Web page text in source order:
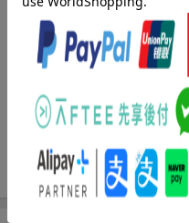
のライダー、メカニックの原
なファンを生み出しています
何故FXを愛車に選んだのか
説。さらにFX用のパーツの
ります。
・〜・〜・〜・〜・〜・
「市川 仁が絶版車を斬る」
4）。「続・絶版希少車黙示
1990年代のはっちゃけたモ
では、HONDA CB1000